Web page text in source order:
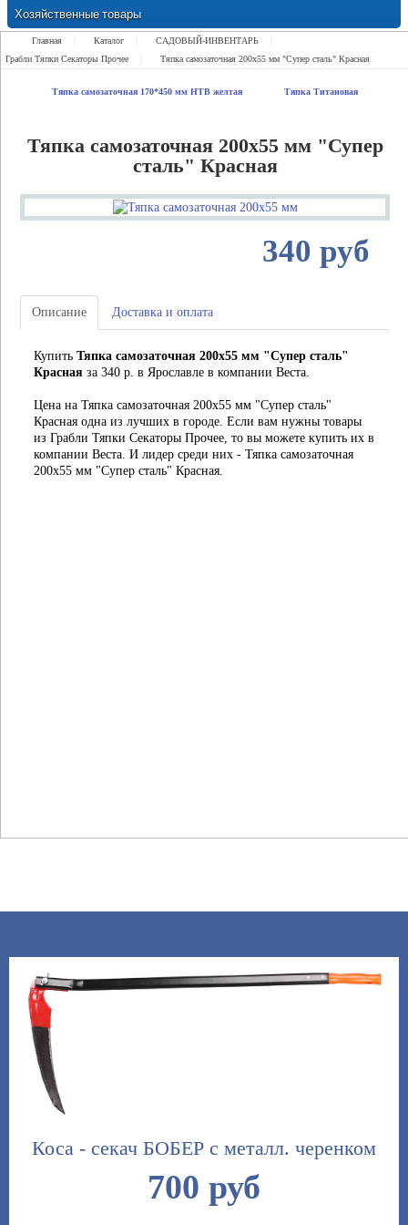
Хозяйственные товары
Замки Ручки Петли Засовы Проушины
Главная Каталог САДОВЫЙ-ИНВЕНТАРЬ
Грабли Тяпки Секаторы Прочее
Тяпка самозаточная 200х55 мм "Супер сталь" Красная
Тяпка самозаточная 170*450 мм НТВ желтая Тяпка Титановая
Тяпка самозаточная 200х55 мм "Супер
сталь" Красная
340 руб
Описание Доставка и оплата
Купить Тяпка самозаточная 200х55 мм "Супер сталь"
Красная за 340 р. в Ярославле в компании Веста.
Цена на Тяпка самозаточная 200х55 мм "Супер сталь"
Красная одна из лучших в городе. Если вам нужны товары
из Грабли Тяпки Секаторы Прочее, то вы можете купить их в
компании Веста. И лидер среди них - Тяпка самозаточная
200х55 мм "Супер сталь" Красная.
Коса - секач БОБЕР с металл. черенком
700 руб